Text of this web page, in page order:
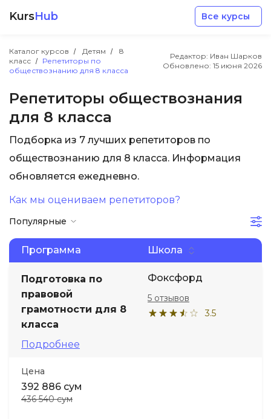
KursHub Все курсы
Каталог курсов Детям
8
класс
Репетиторы по
обществознанию для 8 класса
Редактор: Иван Шарков
Обновлено: 15 июня 2026
Репетиторы обществознания
для 8 класса
Подборка из 7 лучших репетиторов по
обществознанию для 8 класса. Информация
обновляется ежедневно.
Как мы оцениваем репетиторов?
Популярные
Программа Школа
Подготовка по
правовой
грамотности для 8
класса
Подробнее
Фоксфорд
3.5
5 отзывов
Цена
392 886 сум
436 540 сум
Маркетинг
Дизайн
Менеджмент
Иностранные языки
ДПО
Детям